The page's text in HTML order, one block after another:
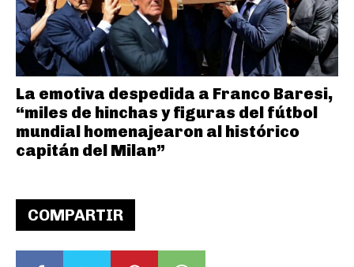
COMPARTIR
La emotiva despedida a Franco Baresi,
“miles de hinchas y figuras del fútbol
mundial homenajearon al histórico
capitán del Milan”